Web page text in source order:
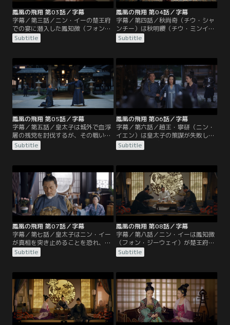
鳳凰の飛翔 第03話／字幕
字幕／第三話／ニン・イーの楚王府
での宴に潜入した鳳知微（フォン・
ジーウェイ）は、ニン・イーに会う
が湖の亭に閉じ込められる。宴会で
を望むと答える。宴会後、ニン・イ
ーは鳳知微に正体を明かし、彼女の
目的が婚約の取り消しであることを
見抜く。
Subtitle
鳳凰の飛翔 第04話／字幕
字幕／第四話／秋尚奇（チウ・シャ
ンチー）は秋明纓（チウ・ミンイ
ン）の脅迫により、秋玉落（チウ・
ユールオ）をニン・イーに嫁がせる
健康を気遣い、ニン・イーはそれを
機に婚約の取り消しを求める。天盛
帝は血浮屠の残党について知り、皇
子たちと大臣を叱責し、顧衍（グ
ー・イエン）に罪を問おうとする。
Subtitle
鳳凰の飛翔 第05話／字幕
字幕／第五話／皇太子は城外で血浮
屠の残党を討伐するが、その戦いで
顧衍（グー・イエン）は重傷を負っ
てしまう。血浮屠と大成の遺児の噂
ズーイエン）は討伐に不審な点があ
るとニン・イーに述べる。皇太子は
血浮屠の遺体を皇宮に持ち込み功を
示したが、天盛帝は調査をニン・イ
ーに任せる。
Subtitle
鳳凰の飛翔 第06話／字幕
字幕／第六話／趙王・寧研（ニン・
イエン）は皇太子の策謀が失敗し自
分に影響が及ぶことを恐れ、ある婦
人を毒殺しようとする。顧衍（グ
血浮屠と言われる遺体が無実の雑役
たちであることを知り激怒する。ニ
ン・イーと辛子硯（シン・ズーイエ
ン）は皇太子が血浮屠の残党を手元
に置いていると推測する。
Subtitle
鳳凰の飛翔 第07話／字幕
字幕／第七話／皇太子はニン・イー
が真相を突き止めることを恐れ、秋
明纓（チウ・ミンイン）が夫を裏切
った顧衍（グー・イエン）に復讐す
明纓は鳳知微（フォン・ジーウェ
イ）と鳳皓（フォン・ハオ）を連れ
て逃れようとしたが結局囚われてし
まう。
Subtitle
鳳凰の飛翔 第08話／字幕
字幕／第八話／ニン・イーは鳳知微
（フォン・ジーウェイ）が楚王府を
離れたことに気づき、彼女を探すこ
とに。金羽衛を訪れた鳳知微は顧衍
明纓（チウ・ミンイン）とその子供
たちを救うよう懇願し、救えたなら
ば忠誠を誓うと宣言する。ニン・イ
ーは秋明纓と鳳皓（フォン・ハオ）
を救出すると鳳知微にも約束。
Subtitle